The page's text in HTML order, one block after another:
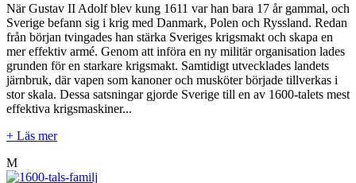
När Gustav II Adolf blev kung 1611 var han bara 17 år gammal, och
Sverige befann sig i krig med Danmark, Polen och Ryssland. Redan
från början tvingades han stärka Sveriges krigsmakt och skapa en
mer effektiv armé. Genom att införa en ny militär organisation lades
grunden för en starkare krigsmakt. Samtidigt utvecklades landets
järnbruk, där vapen som kanoner och musköter började tillverkas i
stor skala. Dessa satsningar gjorde Sverige till en av 1600-talets mest
effektiva krigsmaskiner...
+ Läs mer
M